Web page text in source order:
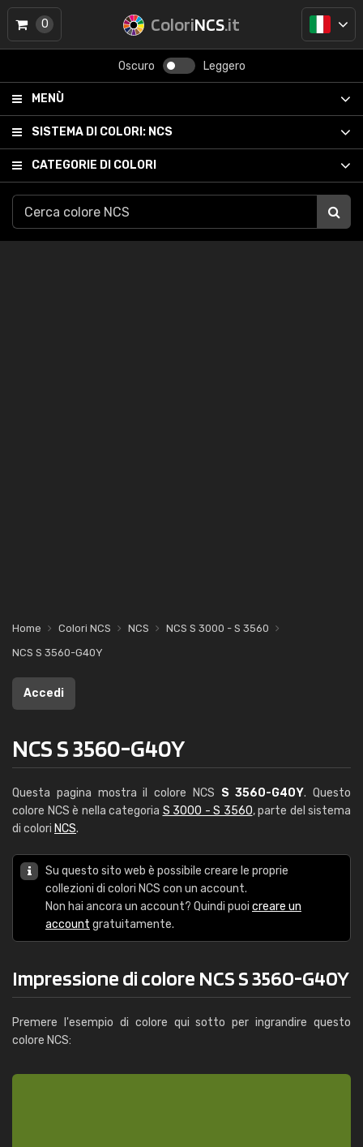
ColoriNCS.it
Oscuro Leggero
MENÙ
SISTEMA DI COLORI: NCS
CATEGORIE DI COLORI
0
Home Colori NCS NCS
NCS S 3000 - S 3560
NCS S 3560-G40Y
Accedi
NCS S 3560-G40Y
Questa pagina mostra il colore NCS S 3560-G40Y. Questo
colore NCS è nella categoria S 3000 - S 3560, parte del sistema
di colori NCS.
Su questo sito web è possibile creare le proprie
collezioni di colori NCS con un account.
Non hai ancora un account? Quindi puoi creare un
account gratuitamente.
Impressione di colore NCS S 3560-G40Y
Premere l'esempio di colore qui sotto per ingrandire questo
colore NCS: